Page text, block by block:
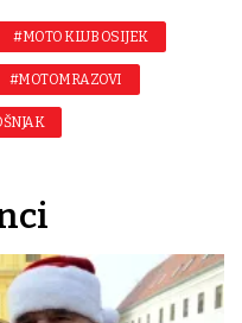
#MOTO KLUB OSIJEK
#MOTOMRAZOVI